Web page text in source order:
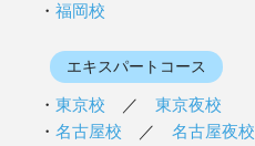
福岡校
エキスパートコース
東京校 ／ 東京夜校
名古屋校 ／ 名古屋夜校